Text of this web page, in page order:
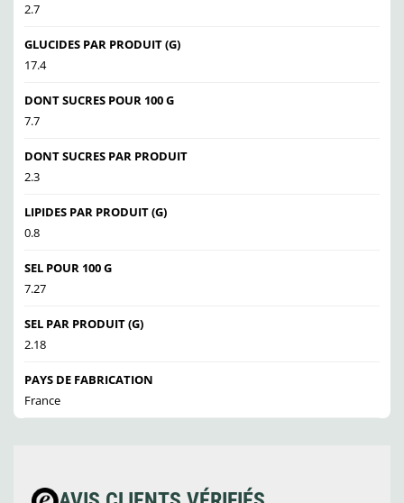
2.7
GLUCIDES PAR PRODUIT (G)
17.4
DONT SUCRES POUR 100 G
7.7
DONT SUCRES PAR PRODUIT
2.3
LIPIDES PAR PRODUIT (G)
0.8
SEL POUR 100 G
7.27
SEL PAR PRODUIT (G)
2.18
PAYS DE FABRICATION
France